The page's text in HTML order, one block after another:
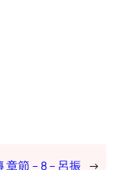
章節 – 8 – 呂振 →